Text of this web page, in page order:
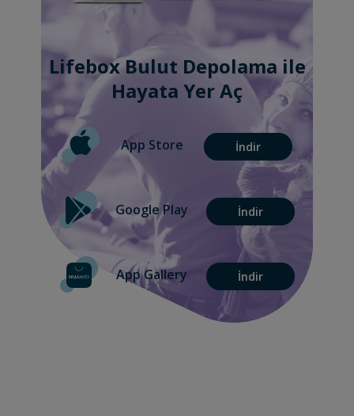
Lifebox Bulut Depolama ile
Hayata Yer Aç
App Store İndir
Google Play İndir
App Gallery İndir